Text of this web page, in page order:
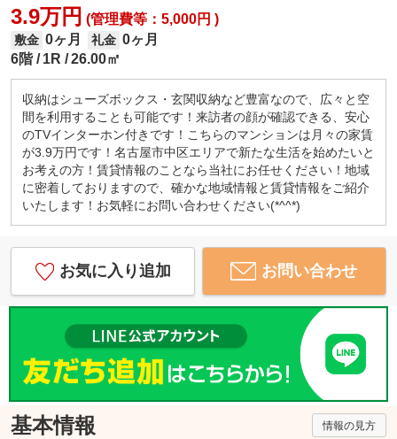
3.9万円 (管理費等：5,000円 )
敷金 0ヶ月 礼金 0ヶ月
6階
1R 26.00㎡
収納はシューズボックス・玄関収納など豊富なので、広々と空
間を利用することも可能です！来訪者の顔が確認できる、安心
のTVインターホン付きです！こちらのマンションは月々の家賃
が3.9万円です！名古屋市中区エリアで新たな生活を始めたいと
お考えの方！賃貸情報のことなら当社にお任せください！地域
に密着しておりますので、確かな地域情報と賃貸情報をご紹介
いたします！お気軽にお問い合わせください(*^^*)
お気に入り追加 お問い合わせ
基本情報 情報の見方